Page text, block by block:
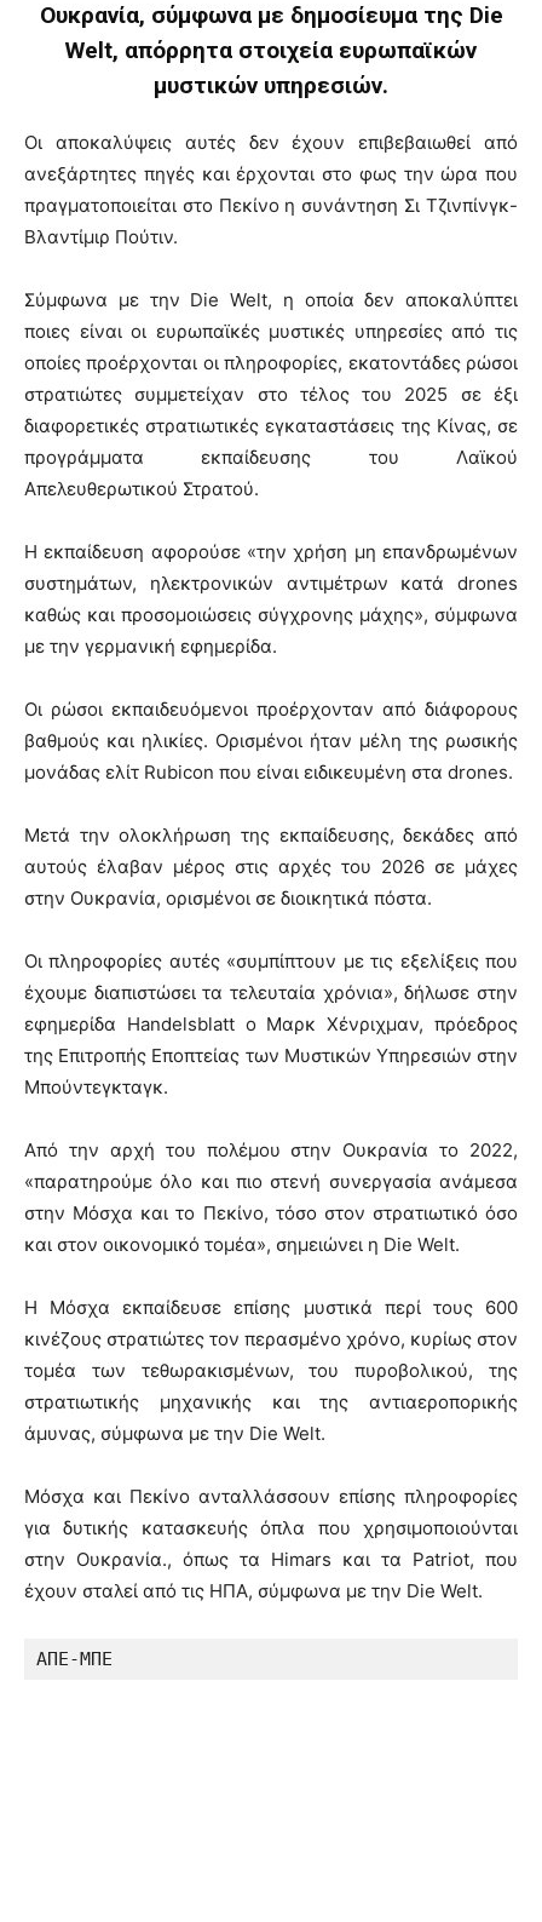
Ουκρανία, σύμφωνα με δημοσίευμα της Die
Welt, απόρρητα στοιχεία ευρωπαϊκών
μυστικών υπηρεσιών.
Οι αποκαλύψεις αυτές δεν έχουν επιβεβαιωθεί από
ανεξάρτητες πηγές και έρχονται στο φως την ώρα που
πραγματοποιείται στο Πεκίνο η συνάντηση Σι Τζινπίνγκ-
Βλαντίμιρ Πούτιν.
Σύμφωνα με την Die Welt, η οποία δεν αποκαλύπτει
ποιες είναι οι ευρωπαϊκές μυστικές υπηρεσίες από τις
οποίες προέρχονται οι πληροφορίες, εκατοντάδες ρώσοι
στρατιώτες συμμετείχαν στο τέλος του 2025 σε έξι
διαφορετικές στρατιωτικές εγκαταστάσεις της Κίνας, σε
προγράμματα εκπαίδευσης του Λαϊκού
Απελευθερωτικού Στρατού.
Η εκπαίδευση αφορούσε «την χρήση μη επανδρωμένων
συστημάτων, ηλεκτρονικών αντιμέτρων κατά drones
καθώς και προσομοιώσεις σύγχρονης μάχης», σύμφωνα
με την γερμανική εφημερίδα.
Οι ρώσοι εκπαιδευόμενοι προέρχονταν από διάφορους
βαθμούς και ηλικίες. Ορισμένοι ήταν μέλη της ρωσικής
μονάδας ελίτ Rubicon που είναι ειδικευμένη στα drones.
Μετά την ολοκλήρωση της εκπαίδευσης, δεκάδες από
αυτούς έλαβαν μέρος στις αρχές του 2026 σε μάχες
στην Ουκρανία, ορισμένοι σε διοικητικά πόστα.
Οι πληροφορίες αυτές «συμπίπτουν με τις εξελίξεις που
έχουμε διαπιστώσει τα τελευταία χρόνια», δήλωσε στην
εφημερίδα Handelsblatt ο Μαρκ Χένριχμαν, πρόεδρος
της Επιτροπής Εποπτείας των Μυστικών Υπηρεσιών στην
Μπούντεγκταγκ.
Από την αρχή του πολέμου στην Ουκρανία το 2022,
«παρατηρούμε όλο και πιο στενή συνεργασία ανάμεσα
στην Μόσχα και το Πεκίνο, τόσο στον στρατιωτικό όσο
και στον οικονομικό τομέα», σημειώνει η Die Welt.
Η Μόσχα εκπαίδευσε επίσης μυστικά περί τους 600
κινέζους στρατιώτες τον περασμένο χρόνο, κυρίως στον
τομέα των τεθωρακισμένων, του πυροβολικού, της
στρατιωτικής μηχανικής και της αντιαεροπορικής
άμυνας, σύμφωνα με την Die Welt.
Μόσχα και Πεκίνο ανταλλάσσουν επίσης πληροφορίες
για δυτικής κατασκευής όπλα που χρησιμοποιούνται
στην Ουκρανία., όπως τα Himars και τα Patriot, που
έχουν σταλεί από τις ΗΠΑ, σύμφωνα με την Die Welt.
ΑΠΕ-ΜΠΕ